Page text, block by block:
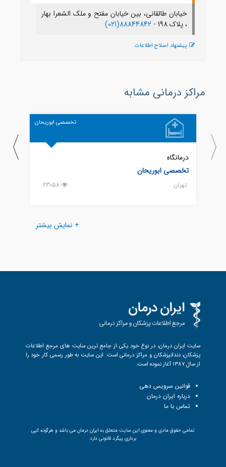
خیابان طالقانی، بین خیابان مفتح و ملک الشعرا بهار
، پلاک 198 -
88844842(021)
پیشنهاد اصلاح اطلاعات
مراکز درمانی مشابه
تخصصی ابوریحان
درمانگاه
تخصصی ابوریحان
تهران 23058
+ نمایش بیشتر
سایت ایران درمان، در نوع خود یکی از جامع ترین سایت های مرجع اطلاعات
پزشکان، دندانپزشکان و مراکز درمانی است. این سایت به طور رسمی کار خود را
از سال 1387 آغاز نموده است.
قوانین سرویس دهی
درباره ایران درمان
تماس با ما
تمامی حقوق مادی و معنوی این سایت متعلق به ایران درمان می باشد و هرگونه کپی
برداری پیگرد قانونی دارد